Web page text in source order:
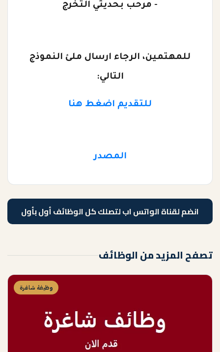
- مرحب بحديثي التخرج
للمهتمين، الرجاء ارسال ملئ النموذج
التالي:
للتقديم اضغط هنا
المصدر
انضم لقناة الواتس اب لتصلك كل الوظائف أول بأول
تصفح المزيد من الوظائف
وظيفة شاغرة